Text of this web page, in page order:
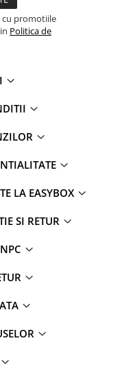
cu promotiile
Politica de
LA EASYBOX
SI RETUR